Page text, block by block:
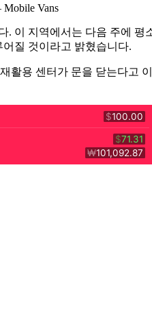
Vans
. 이 지역에서는 다음 주에 평
질 것이라고 밝혔습니다.
활용 센터가 문을 닫는다고 이